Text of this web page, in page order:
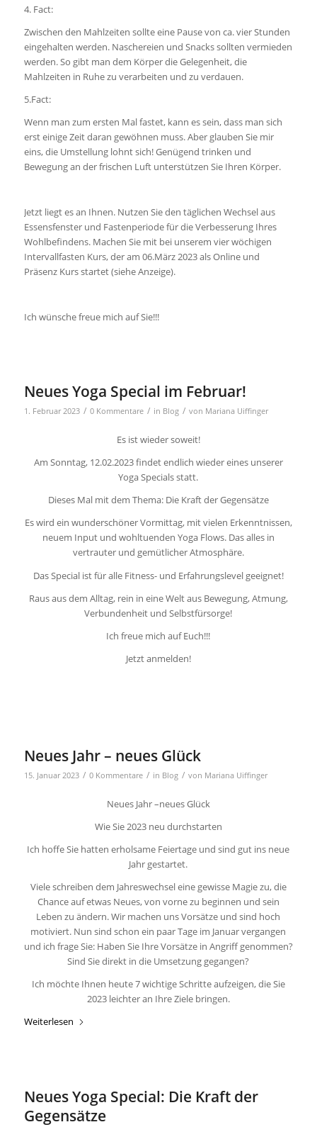
4. Fact:
Zwischen den Mahlzeiten sollte eine Pause von ca. vier Stunden
eingehalten werden. Naschereien und Snacks sollten vermieden
werden. So gibt man dem Körper die Gelegenheit, die
Mahlzeiten in Ruhe zu verarbeiten und zu verdauen.
5.Fact:
Wenn man zum ersten Mal fastet, kann es sein, dass man sich
erst einige Zeit daran gewöhnen muss. Aber glauben Sie mir
eins, die Umstellung lohnt sich! Genügend trinken und
Bewegung an der frischen Luft unterstützen Sie Ihren Körper.
Jetzt liegt es an Ihnen. Nutzen Sie den täglichen Wechsel aus
Essensfenster und Fastenperiode für die Verbesserung Ihres
Wohlbefindens. Machen Sie mit bei unserem vier wöchigen
Intervallfasten Kurs, der am 06.März 2023 als Online und
Präsenz Kurs startet (siehe Anzeige).
Ich wünsche freue mich auf Sie!!!
Neues Yoga Special im Februar!
1. Februar 2023 / 0 Kommentare / in Blog / von Mariana Uiffinger
Es ist wieder soweit!
Am Sonntag, 12.02.2023 findet endlich wieder eines unserer
Yoga Specials statt.
Dieses Mal mit dem Thema: Die Kraft der Gegensätze
Es wird ein wunderschöner Vormittag, mit vielen Erkenntnissen,
neuem Input und wohltuenden Yoga Flows. Das alles in
vertrauter und gemütlicher Atmosphäre.
Das Special ist für alle Fitness- und Erfahrungslevel geeignet!
Raus aus dem Alltag, rein in eine Welt aus Bewegung, Atmung,
Verbundenheit und Selbstfürsorge!
Ich freue mich auf Euch!!!
Jetzt anmelden!
Neues Jahr – neues Glück
15. Januar 2023 / 0 Kommentare / in Blog / von Mariana Uiffinger
Neues Jahr –neues Glück
Wie Sie 2023 neu durchstarten
Ich hoffe Sie hatten erholsame Feiertage und sind gut ins neue
Jahr gestartet.
Viele schreiben dem Jahreswechsel eine gewisse Magie zu, die
Chance auf etwas Neues, von vorne zu beginnen und sein
Leben zu ändern. Wir machen uns Vorsätze und sind hoch
motiviert. Nun sind schon ein paar Tage im Januar vergangen
und ich frage Sie: Haben Sie Ihre Vorsätze in Angriff genommen?
Sind Sie direkt in die Umsetzung gegangen?
Ich möchte Ihnen heute 7 wichtige Schritte aufzeigen, die Sie
2023 leichter an Ihre Ziele bringen.
Weiterlesen
Neues Yoga Special: Die Kraft der
Gegensätze